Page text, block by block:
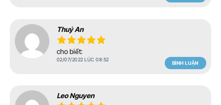
Thuý An
cho biết:
02/07/2022 LÚC 08:52
BÌNH LUẬN
Leo Nguyen